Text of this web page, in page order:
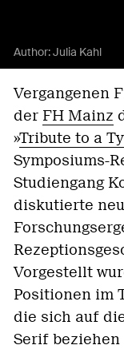
Author:Julia Kahl
Vergangenen
der FH Mainz
»Tribute to a
Symposiums-
Studiengang
diskutierte
Vorgestellt
Positionen im
die sich auf
Serif